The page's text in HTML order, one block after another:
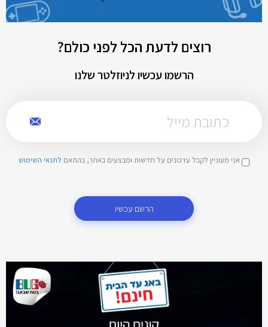
רוצים לדעת הכל לפני כולם?
הרשמו עכשיו לניוזלטר שלנו
אני מעוניין לקבל עדכונים על חדשות ומבצעים באתר, בהתאם לתנאי השימוש
הרשם עכשיו